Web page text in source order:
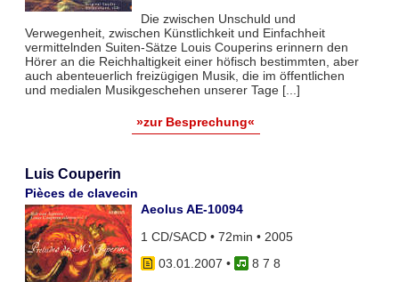
Die zwischen Unschuld und
Verwegenheit, zwischen Künstlichkeit und Einfachheit
vermittelnden Suiten-Sätze Louis Couperins erinnern den
Hörer an die Reichhaltigkeit einer höfisch bestimmten, aber
auch abenteuerlich freizügigen Musik, die im öffentlichen
und medialen Musikgeschehen unserer Tage [...]
»zur Besprechung«
Luis Couperin
Pièces de clavecin
Aeolus AE-10094
1 CD/SACD • 72min • 2005
03.01.2007 •
8 7 8